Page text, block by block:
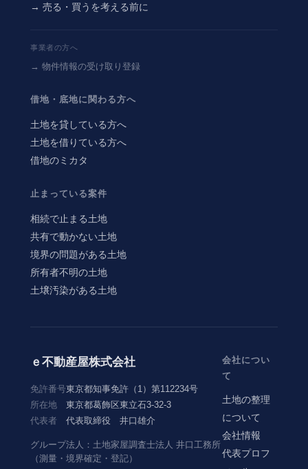
→ 売る・買うを考える前に
事業者の方へ
→ 物件情報の受け取り登録
借地・底地に関わる方へ
土地を貸している方へ
土地を借りている方へ
借地のミカタ
止まっている案件
相続で止まる土地
共有で動かない土地
境界の問題がある土地
所有者不明の土地
土壌汚染がある土地
ｅ不動産屋株式会社
免許番号東京都知事免許（1）第112234号
所在地
東京都葛飾区東立石3-32-3
代表者
代表取締役 井口雄介
グループ法人：土地家屋調査士法人 井口工務所
（測量・境界確定・登記）
会社につい
て
土地の整理
について
会社情報
代表プロフ